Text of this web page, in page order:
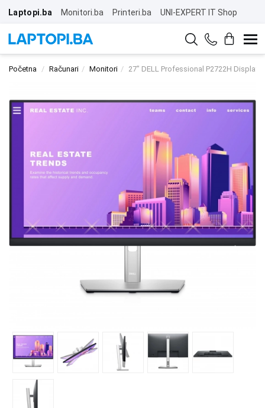
Laptopi.ba Monitori.ba Printeri.ba UNI-EXPERT IT Shop
Početna Računari Monitori 27" DELL Professional P2722H Display